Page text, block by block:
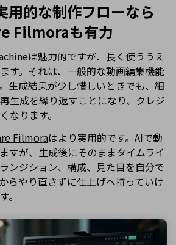
用的な制作フローなら
Filmoraも有力
は魅力的ですが、長く使ううえ
す。それは、一般的な動画編集機能
生成結果が少し惜しいときでも、細
生成を繰り返すことになり、クレジ
なります。
Filmoraはより実用的です。AIで動
すが、生成後にそのままタイムライ
ンジション、構成、見た目を自分で
らやり直さずに仕上げへ持っていけ
。